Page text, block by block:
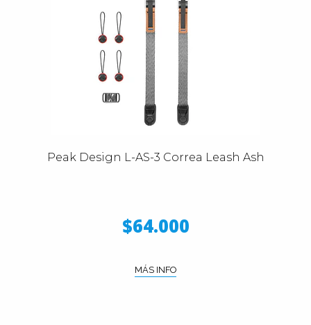
Peak Design L-AS-3 Correa Leash Ash
$64.000
MÁS INFO